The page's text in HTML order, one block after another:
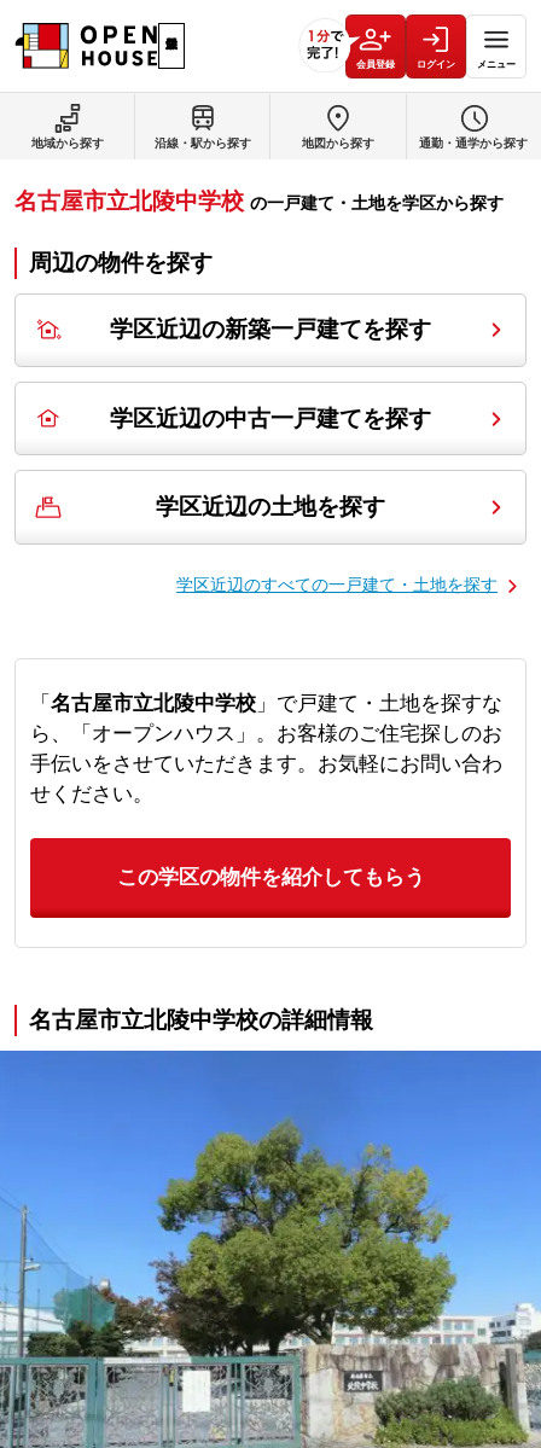
会員登録 ログイン メニュー
地域から探す 沿線・駅から探す 地図から探す 通勤・通学から探す
名古屋市立北陵中学校 の一戸建て・土地を学区から探す
周辺の物件を探す
学区近辺の新築一戸建てを探す
学区近辺の中古一戸建てを探す
学区近辺の土地を探す
学区近辺のすべての一戸建て・土地を探す
「 名古屋市立北陵中学校」で戸建て・土地を探すな
ら、「オープンハウス」。お客様のご住宅探しのお
手伝いをさせていただきます。お気軽にお問い合わ
せください。
この学区の物件を紹介してもらう
名古屋市立北陵中学校の詳細情報